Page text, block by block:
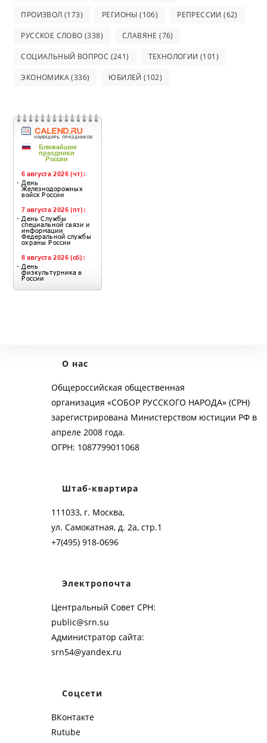
ПРОИЗВОЛ (173) РЕГИОНЫ (106) РЕПРЕССИИ (62)
РУССКОЕ СЛОВО (338) СЛАВЯНЕ (76)
СОЦИАЛЬНЫЙ ВОПРОС (241) ТЕХНОЛОГИИ (101)
ЭКОНОМИКА(336) ЮБИЛЕЙ (102)
О нас
Общероссийская общественная
организация «СОБОР РУССКОГО НАРОДА» (СРН)
зарегистрирована Министерством юстиции РФ в
апреле 2008 года.
ОГРН: 1087799011068
Штаб-квартира
111033, г. Москва,
ул. Самокатная, д. 2а, стр.1
+7(495) 918-0696
Электропочта
Центральный Совет СРН:
public@srn.su
Администратор сайта:
srn54@yandex.ru
Соцсети
ВКонтакте
Rutube